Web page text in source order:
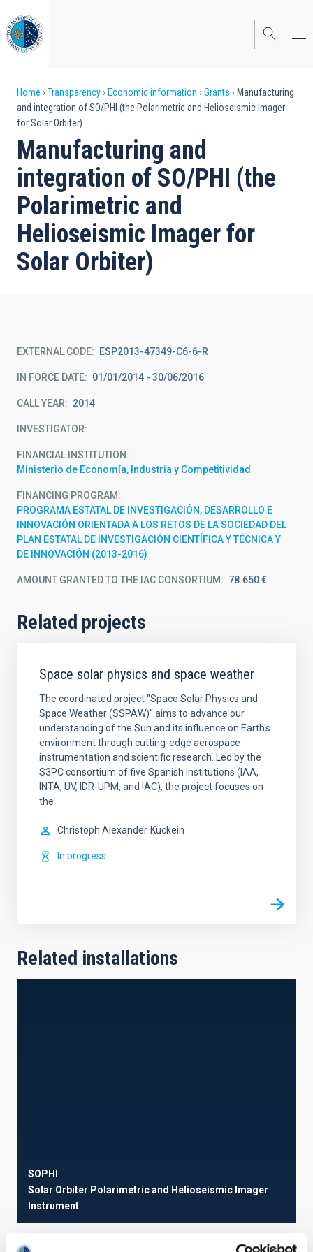
to
main
content
Breadcrumb
Home Transparency Economic information Grants
Manufacturing
and integration of SO/PHI (the Polarimetric and Helioseismic Imager
for Solar Orbiter)
Manufacturing and
integration of SO/PHI (the
Polarimetric and
Helioseismic Imager for
Solar Orbiter)
EXTERNAL CODE ESP2013-47349-C6-6-R
IN FORCE DATE 01/01/2014 - 30/06/2016
CALL YEAR 2014
INVESTIGATOR
FINANCIAL INSTITUTION
Ministerio de Economía, Industria y Competitividad
FINANCING PROGRAM
PROGRAMA ESTATAL DE INVESTIGACIÓN, DESARROLLO E
INNOVACIÓN ORIENTADA A LOS RETOS DE LA SOCIEDAD DEL
PLAN ESTATAL DE INVESTIGACIÓN CIENTÍFICA Y TÉCNICA Y
DE INNOVACIÓN (2013-2016)
AMOUNT GRANTED TO THE IAC CONSORTIUM 78.650 €
Related projects
Space solar physics and space weather
The coordinated project "Space Solar Physics and
Space Weather (SSPAW)" aims to advance our
understanding of the Sun and its influence on Earth's
environment through cutting-edge aerospace
instrumentation and scientific research. ​Led by the
S3PC consortium of five Spanish institutions (IAA,
INTA, UV, IDR-UPM, and IAC), the project focuses on
the
Christoph Alexander Kuckein
In progress
Related installations
SOPHI
Solar Orbiter Polarimetric and Helioseismic Imager
Instrument